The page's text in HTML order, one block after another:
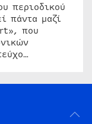
περιοδικού
πάντα μαζί
που